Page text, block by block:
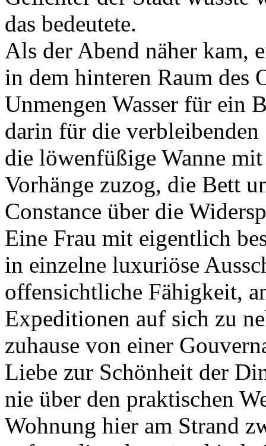
das bedeutete.
Als der Abend näher kam,
in dem hinteren Raum des
Unmengen Wasser für ein
darin für die
die löwenfüßige Wanne
Vorhänge zuzog, die Bett
Constance über die
Eine Frau mit eigentlich
in einzelne luxuriöse
offensichtliche Fähigkeit,
Expeditionen auf sich zu
zuhause von einer
Liebe zur Schönheit der
nie über den praktischen
Wohnung hier am Strand